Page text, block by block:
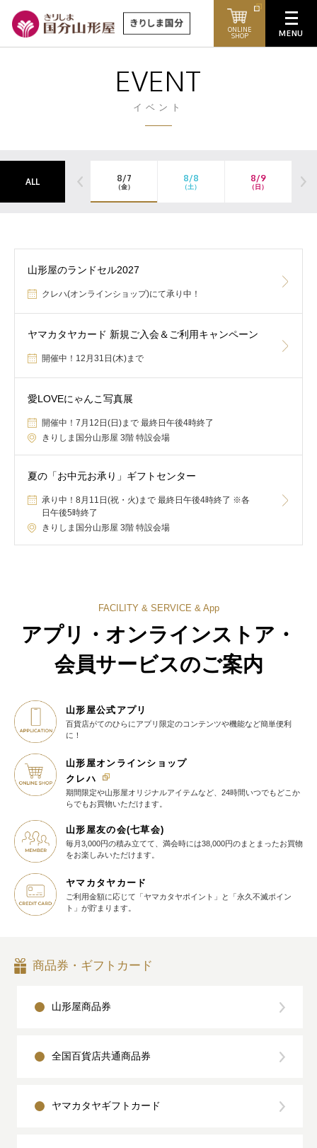
ONLINE
SHOP
EVENT
イベント
ALL 8/7
（金）
8/8
（土）
8/9
（日）
山形屋のランドセル2027
クレハ(オンラインショップ)にて承り中！
ヤマカタヤカード 新規ご入会＆ご利用キャンペーン
開催中！12月31日(木)まで
愛LOVEにゃんこ写真展
開催中！7月12日(日)まで 最終日午後4時終了
きりしま国分山形屋 3階 特設会場
夏の「お中元お承り」ギフトセンター
承り中！8月11日(祝・火)まで 最終日午後4時終了 ※各
日午後5時終了
きりしま国分山形屋 3階 特設会場
FACILITY & SERVICE & App
アプリ・オンラインストア・
会員サービスのご案内
山形屋公式アプリ
百貨店がてのひらにアプリ限定のコンテンツや機能など簡単便利
に！
山形屋オンラインショップ
クレハ
期間限定や山形屋オリジナルアイテムなど、24時間いつでもどこか
らでもお買物いただけます。
山形屋友の会(七草会)
毎月3,000円の積み立てて、満会時には38,000円のまとまったお買物
をお楽しみいただけます。
ヤマカタヤカード
ご利用金額に応じて 「ヤマカタヤポイント」と
「永久不滅ポイン
ト」が貯まります。
商品券・ギフトカード
山形屋商品券
全国百貨店共通商品券
ヤマカタヤギフトカード